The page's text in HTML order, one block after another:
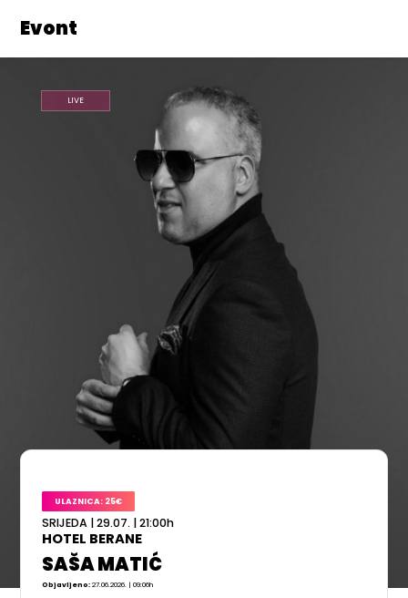
Evont
LIVE
ULAZNICA: 25€
SRIJEDA|29.07. |21:00h
HOTEL BERANE
SAŠA MATIĆ
Objavljeno:27.06.2026. | 09:06h